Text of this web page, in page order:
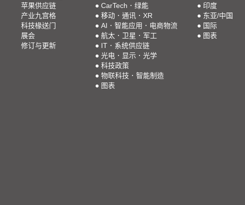
苹果供应链
产业九宫格
科技椽送门
展会
修订与更新
● CarTech．绿能
● 移动．通讯．XR
● AI．智能应用．电商物流
● 航太．卫星．军工
● IT．系统供应链
● 光电．显示．光学
● 科技政策
● 物联科技．智能制造
● 图表
● 印度
● 东亚/中国
● 国际
● 图表